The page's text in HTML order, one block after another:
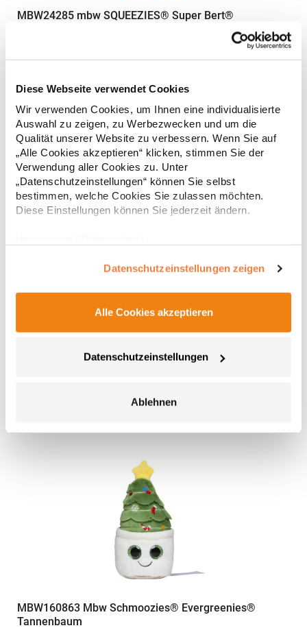
Diese Webseite verwendet Cookies
Wir verwenden Cookies, um Ihnen eine individualisierte
Auswahl zu zeigen, zu Werbezwecken und um die
Qualität unserer Website zu verbessern. Wenn Sie auf
„Alle Cookies akzeptieren“ klicken, stimmen Sie der
Verwendung aller Cookies zu. Unter
„Datenschutzeinstellungen“ können Sie selbst
bestimmen, welche Cookies Sie zulassen möchten.
Diese Einstellungen können Sie jederzeit ändern.
Datenschutzeinstellungen zeigen
Alle Cookies akzeptieren
Datenschutzeinstellungen
Ablehnen
MBW24285 mbw SQUEEZIES® Super Bert®
Antistressball in Figurform mit Kugelbauch und Lächelgarantie
Zum Abbau von Stress einfach zusammenknautschen Durch die
wieder ein Geschmacksmusterschutz EU-
Produktsicherheit: Herst.-Nr.: M124285Hersteller: mbw
Vertriebsges. mbH Westerfeld 3 24997 Wanderup Deutschland
E-Mail: info@mbw.sh
4,74 € *
* Preise inkl. gesetzlicher Mwst. +Versandkosten *
MBW124255 Mbw Feuer Bert® 2.0
Zum Abbau von Stress einfach zusammenknautschen Durch die
Zugführer, Blue – Gruppenführer, Dark Blue – die moderne
Spielzeug! Von Kindern unter 3 Jahren fernhalten. Kann
Produktsicherheit: Herstellernummer:MBW124255mbw
Vertriebsges. mbH, Westerfeld 3, 24997 Wanderup,
Germanyinfo@mbw.shMaterialzusammensetzung: 100%
MBW160863 Mbw Schmoozies® Evergreenies®
Tannenbaum